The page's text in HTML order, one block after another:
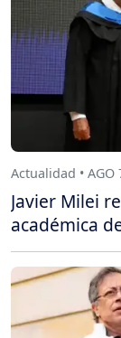
Actualidad • AGO
Javier Milei
académica